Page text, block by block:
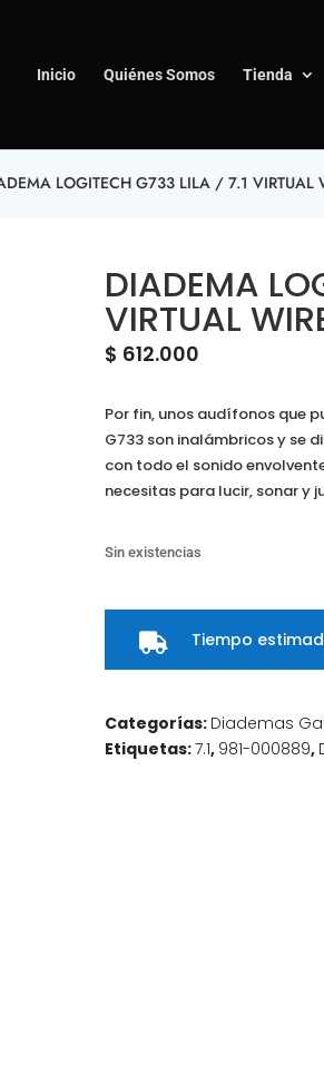
Inicio Quiénes Somos Tienda
LOGITECH G733 LILA / 7.1 VIRTUAL
DIADEMA
VIRTUAL
$ 612.000
Por fin, unos audífonos que
G733 son inalámbricos y se
con todo el sonido
necesitas para lucir, sonar y
Sin existencias
 Tiempo
Categorías: Diademas
Etiquetas:7.1, 981-000889,